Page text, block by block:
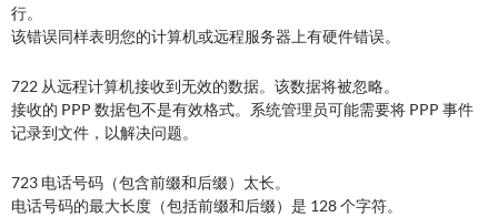
行。
该错误同样表明您的计算机或远程服务器上有硬件错误。
722 从远程计算机接收到无效的数据。该数据将被忽略。
接收的 PPP 数据包不是有效格式。系统管理员可能需要将 PPP 事件
记录到文件，以解决问题。
723 电话号码（包含前缀和后缀）太长。
电话号码的最大长度（包括前缀和后缀）是 128 个字符。